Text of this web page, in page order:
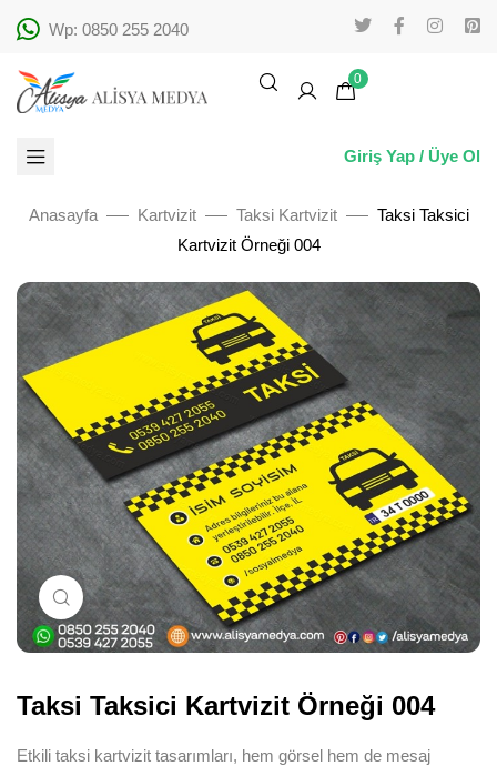
Wp: 0850 255 2040
0
Giriş Yap / Üye Ol
Anasayfa Kartvizit Taksi Kartvizit
Taksi Taksici
Kartvizit Örneği 004
Büyütmek için tıklayın
Taksi Taksici Kartvizit Örneği 004
Etkili taksi kartvizit tasarımları, hem görsel hem de mesaj